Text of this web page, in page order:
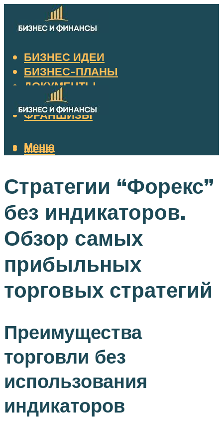
БИЗНЕС ИДЕИ
БИЗНЕС-ПЛАНЫ
ДОКУМЕНТЫ
НАЛОГИ
ФРАНШИЗЫ
Меню
Меню
Стратегии “Форекс”
без индикаторов.
Обзор самых
прибыльных
торговых стратегий
Преимущества
торговли без
использования
индикаторов